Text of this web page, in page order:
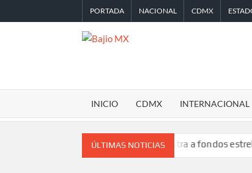
al
PORTADA NACIONAL CDMX
MX
INICIO CDMX INTERNACIONAL
ÚLTIMAS NOTICIAS
Desplome de la IA arrastra a fondos estrella de Wall